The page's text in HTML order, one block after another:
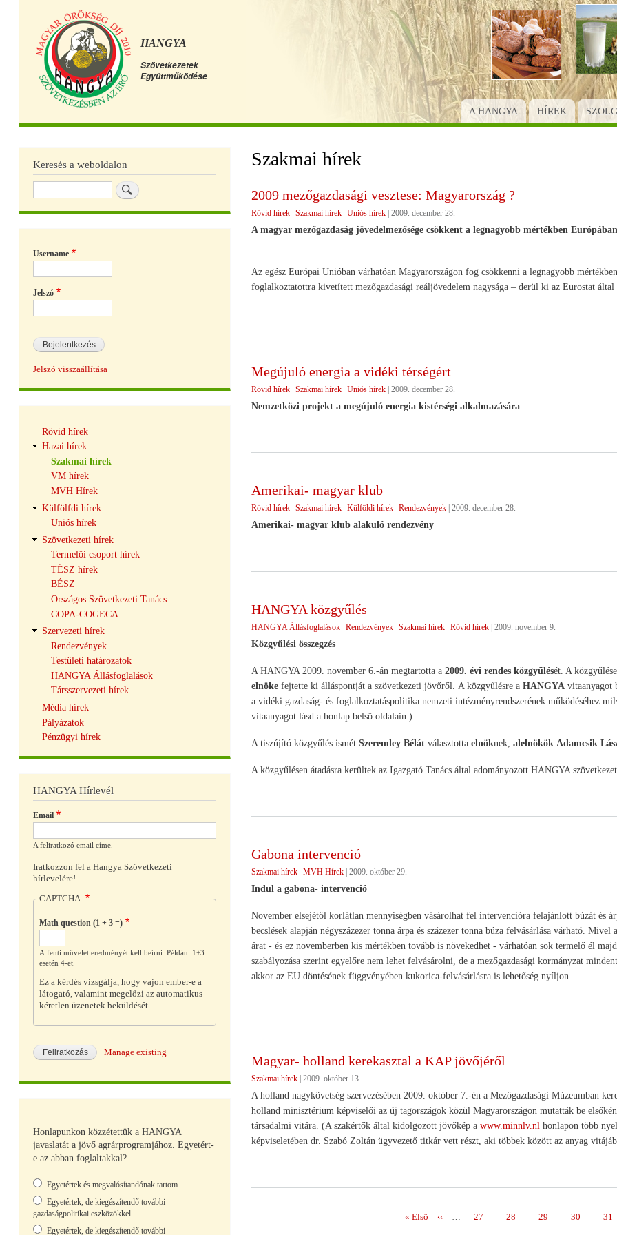
Ugrás
a
tartalomra
HANGYA
Szövetkezetek
Együttműködése
Főmenü
A HANGYA HÍREK
Szakmai hírek
2009 mezőgazdasági vesztese: Magyarország ?
Rövid hírek Szakmai hírek Uniós hírek 2009. december 28.
A magyar mezőgazdaság jövedelmezősége csökkent a legnagyobb mértékben Európában
Az egész Európai Unióban várhatóan Magyarországon fog csökkenni a legnagyobb
foglalkoztatottra kivetített mezőgazdasági reáljövedelem nagysága – derül ki az Eurostat által
Megújuló energia a vidéki térségért
Rövid hírek Szakmai hírek Uniós hírek | 2009. december 28.
Nemzetközi projekt a megújuló energia kistérségi alkalmazására
Amerikai- magyar klub
Rövid hírek Szakmai hírek Külföldi hírek Rendezvények 2009. december 28.
Amerikai- magyar klub alakuló rendezvény
HANGYA közgyűlés
HANGYA Állásfoglalások Rendezvények Szakmai hírek Rövid hírek 2009. november 9.
Közgyűlési összegzés
A HANGYA 2009. november 6.-án megtartotta a 2009. évi rendes közgyűlését. A
elnöke fejtette ki álláspontját a szövetkezeti jövőről. A közgyűlésre a HANGYA vitaanyagot
a vidéki gazdaság- és foglalkoztatáspolitika nemzeti intézményrendszerének működéséhez
vitaanyagot lásd a honlap belső oldalain.)
A tiszújító közgyűlés ismét Szeremley Bélát választotta elnöknek, alelnökök Adamcsik
A közgyűlésen átadásra kerültek az Igazgató Tanács által adományozott HANGYA
Gabona intervenció
Szakmai hírek MVH Hírek 2009. október 29.
Indul a gabona- intervenció
November elsejétől korlátlan mennyiségben vásárolhat fel intervencióra felajánlott búzát és
becslések alapján négyszázezer tonna árpa és százezer tonna búza felvásárlása várható.
árat - és ez novemberben kis mértékben tovább is növekedhet - várhatóan sok termelő él
szabályozása szerint egyelőre nem lehet felvásárolni, de a mezőgazdasági kormányzat
akkor az EU döntésének függvényében kukorica-felvásárlásra is lehetőség nyíljon.
Magyar- holland kerekasztal a KAP jövőjéről
Szakmai hírek 2009. október 13.
A holland nagykövetség szervezésében 2009. október 7.-én a Mezőgazdasági Múzeumban
holland minisztérium képviselői az új tagországok közül Magyarországon mutatták be
társadalmi vitára. (A szakértők által kidolgozott jövőkép a www.minnlv.nl honlapon több
képviseletében dr. Szabó Zoltán ügyvezető titkár vett részt, aki többek között az anyag
Első
« Első
Előző
‹‹ Page
27 Page
28 Page
29 Page
30 Page
31
Keresés a weboldalon
Username
Jelszó
Jelszó visszaállítása
navigáció
Rövid hírek
Hazai hírek
Szakmai hírek
VM hírek
MVH Hírek
Külfölfdi hírek
Uniós hírek
Szövetkezeti hírek
Termelői csoport hírek
TÉSZ hírek
BÉSZ
Országos Szövetkezeti Tanács
COPA-COGECA
Szervezeti hírek
Rendezvények
Testületi határozatok
HANGYA Állásfoglalások
Társszervezeti hírek
Média hírek
Pályázatok
Pénzügyi hírek
HANGYA Hírlevél
Email
A feliratkozó email címe.
Iratkozzon fel a Hangya Szövetkezeti
hírlevelére!
CAPTCHA
Math question (1 + 3 =)
A fenti művelet eredményét kell beírni. Például 1+3
esetén 4-et.
Ez a kérdés vizsgálja, hogy vajon ember-e a
látogató, valamint megelőzi az automatikus
kéretlen üzenetek beküldését.
Manage existing
Honlapunkon közzétettük a HANGYA
javaslatát a jövő agrárprogramjához. Egyetért-
e az abban foglaltakkal?
Választások
Egyetértek és megvalósítandónak tartom
Egyetértek, de kiegészítendő további
gazdaságpolitikai eszközökkel
Egyetértek, de kiegészítendő további